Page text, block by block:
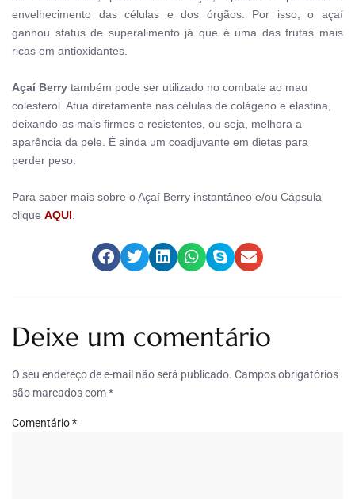
envelhecimento das células e dos órgãos. Por isso, o açaí
ganhou status de superalimento já que é uma das frutas mais
ricas em antioxidantes.
Açaí Berry também pode ser utilizado no combate ao mau
colesterol. Atua diretamente nas células de colágeno e elastina,
deixando-as mais firmes e resistentes, ou seja, melhora a
aparência da pele. É ainda um coadjuvante em dietas para
perder peso.
Para saber mais sobre o Açaí Berry instantâneo e/ou Cápsula
clique AQUI
Deixe um comentário
O seu endereço de e-mail não será publicado. Campos obrigatórios
são marcados com*
Comentário*